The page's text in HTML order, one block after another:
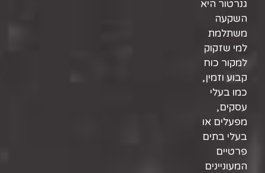
גנרטור היא
השקעה
משתלמת
למי שזקוק
למקור כוח
קבוע וזמין,
כמו בעלי
עסקים,
מפעלים או
בעלי בתים
פרטיים
המעוניינים